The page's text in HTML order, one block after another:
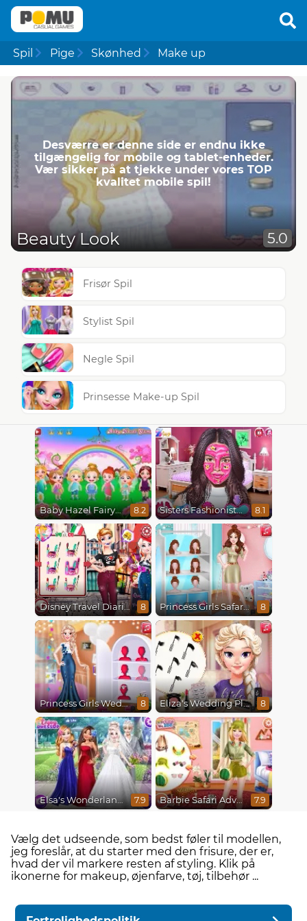
Spil Pige Skønhed Make up
Desværre er denne side er endnu ikke
tilgængelig for mobile og tablet-enheder.
Vær sikker på at tjekke under vores TOP
kvalitet mobile spil!
Beauty Look 5.0
Frisør Spil
Stylist Spil
Negle Spil
Prinsesse Make-up Spil
Baby Hazel Fairyland Ballet 8.2 Sisters Fashionista Makeup 8.1
Disney Travel Diaries: City Break 8 Princess Girls Safari Trip 8
Princess Girls Wedding Trip 8 Eliza's Wedding Planner 8
Elsa's Wonderland Wedding 7.9 Barbie Safari Adventure 7.9
Vælg det udseende, som bedst føler til modellen,
jeg foreslår, at du starter med den frisure, der er,
hvad der vil markere resten af ​​styling. Klik på
ikonerne for makeup, øjenfarve, tøj, tilbehør ...